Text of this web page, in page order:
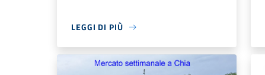
LEGGI DI PIÙ